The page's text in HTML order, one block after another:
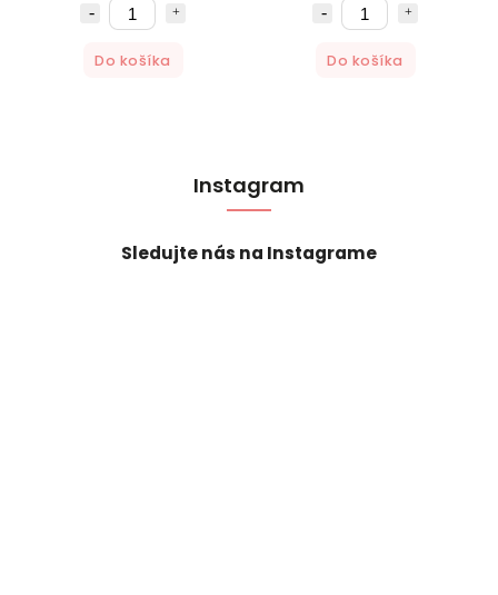
Do košíka Do košíka
Instagram
Sledujte nás na Instagrame